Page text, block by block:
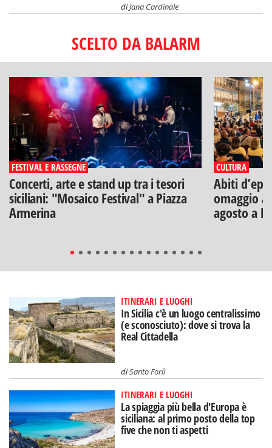
diJana Cardinale
SCELTO DA BALARM
FESTIVAL E RASSEGNE
Concerti, arte e stand up tra i tesori
siciliani: "Mosaico Festival" a Piazza
Armerina
CULTURA
Abiti
omaggio
agosto a
ITINERARI E LUOGHI
In Sicilia c'è un luogo centralissimo
(e sconosciuto): dove si trova la
Real Cittadella
diSanto Forlì
ITINERARI E LUOGHI
La spiaggia più bella d'Europa è
siciliana: al primo posto della top
five che non ti aspetti